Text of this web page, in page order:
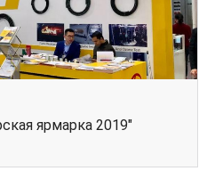
ярмарка 2019"